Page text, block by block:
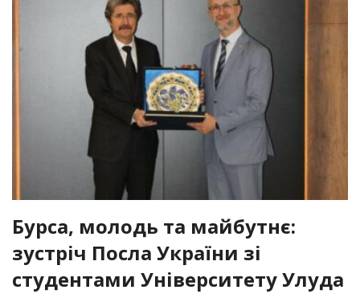
Бурса, молодь та майбутнє:
зустріч Посла України зі
студентами Університету Улуда